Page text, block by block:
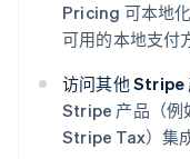
Pricing 可本地
可用的本地支付
访问其他 Stripe
Stripe 产品（
Stripe Tax）集
阿联酋
爱尔兰
English
爱沙尼亚
English